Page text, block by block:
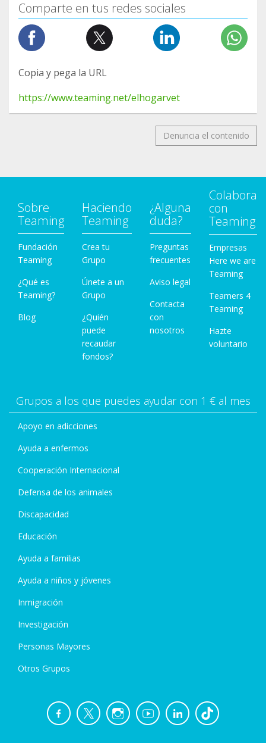
Comparte en tus redes sociales
Copia y pega la URL
https://www.teaming.net/elhogarvet
Denuncia el contenido
Sobre
Teaming
Fundación
Teaming
¿Qué es
Teaming?
Blog
Haciendo
Teaming
Crea tu
Grupo
Únete a un
Grupo
¿Quién
puede
recaudar
fondos?
¿Alguna
duda?
Preguntas
frecuentes
Aviso legal
Contacta
con
nosotros
Colabora
con
Teaming
Empresas
Here we are
Teaming
Teamers 4
Teaming
Hazte
voluntario
Grupos a los que puedes ayudar con 1 € al mes
Apoyo en adicciones
Ayuda a enfermos
Cooperación Internacional
Defensa de los animales
Discapacidad
Educación
Ayuda a familias
Ayuda a niños y jóvenes
Inmigración
Investigación
Personas Mayores
Otros Grupos